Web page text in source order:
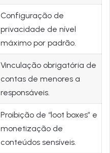
Configuração de
privacidade de nível
máximo por padrão.
Vinculação obrigatória de
contas de menores a
responsáveis.
Proibição de “loot boxes” e
monetização de
conteúdos sensíveis.